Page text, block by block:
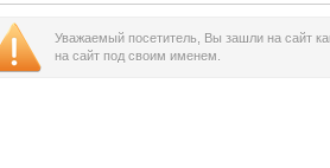
Уважаемый посетитель, Вы зашли на сайт
на сайт под своим именем.